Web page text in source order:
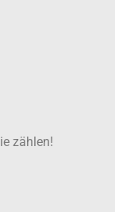
zählen!